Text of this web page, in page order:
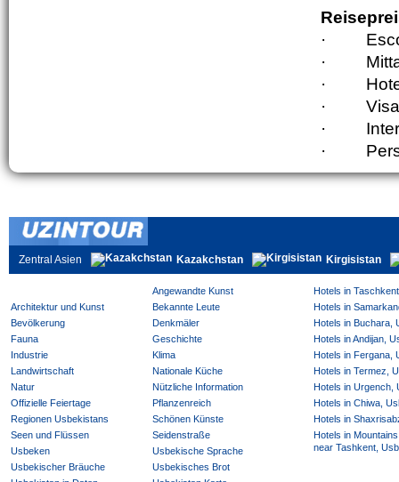
·
·
·
·
·
·
Zentral Asien Kazakchstan Kirgisistan
Angewandte Kunst
Architektur und Kunst
Bekannte Leute
Bevölkerung
Denkmäler
Fauna
Geschichte
Industrie
Klima
Landwirtschaft
Nationale Küche
Natur
Nützliche Information
Offizielle Feiertage
Pflanzenreich
Regionen Usbekistans
Schönen Künste
Seen und Flüssen
Seidenstraße
Usbeken
Usbekische Sprache
Usbekischer Bräuche
Usbekisches Brot
Hotels in
Hotels in
Hotels in Buchara,
Hotels in Andijan,
Hotels in Fergana,
Hotels in Termez,
Hotels in Urgench,
Hotels in Chiwa,
Hotels in
Hotels in
near Tashkent,